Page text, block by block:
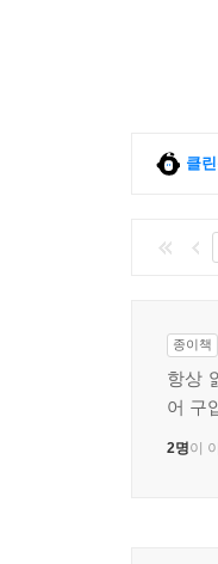
클
종이책
항상
어 구
2명이